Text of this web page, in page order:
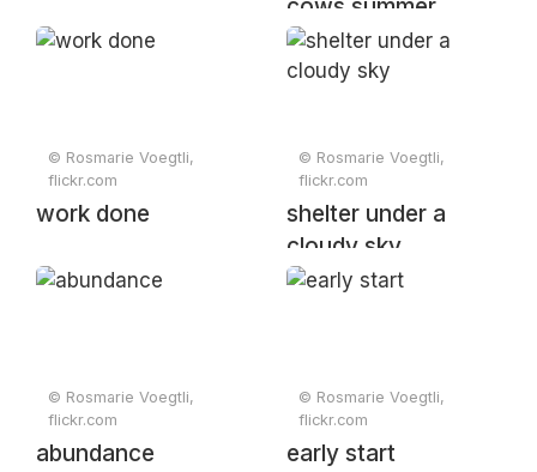
cows summer
© Rosmarie Voegtli,
flickr.com
work done
© Rosmarie Voegtli,
flickr.com
shelter under a
cloudy sky
© Rosmarie Voegtli,
flickr.com
abundance
© Rosmarie Voegtli,
flickr.com
early start